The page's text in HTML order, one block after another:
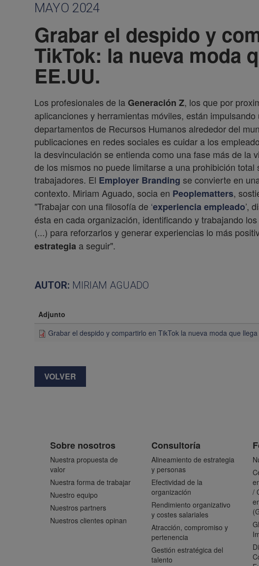
MAYO 2024
Grabar el despido y
TikTok: la nueva moda
EE.UU.
Los profesionales de la Generación Z, los que por
aplicanciones y herramientas móviles, están impulsando
departamentos de Recursos Humanos alrededor del
publicaciones en redes sociales es cuidar a los
la desvinculación se entienda como una fase más de la
de los mismos no puede limitarse a una prohibición
trabajadores. El Employer Branding se convierte en
contexto. Miriam Aguado, socia en Peoplematters,
"Trabajar con una filosofía de ‘experiencia empleado’,
ésta en cada organización, identificando y trabajando los
(...) para reforzarlos y generar experiencias lo más
estrategia a seguir".
AUTOR: MIRIAM AGUADO
Adjunto
Grabar el despido y compartirlo en TikTok la nueva moda que llega
VOLVER
Sobre nosotros
Nuestra propuesta de
valor
Nuestra forma de trabajar
Nuestro equipo
Nuestros partners
Nuestros clientes opinan
Consultoría
Alineamiento de estrategia
y personas
Efectividad de la
organización
Rendimiento organizativo
y costes salariales
Atracción, compromiso y
pertenencia
Gestión estratégica del
talento
/